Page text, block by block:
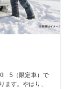
5（限定車）で
ます。やはり、